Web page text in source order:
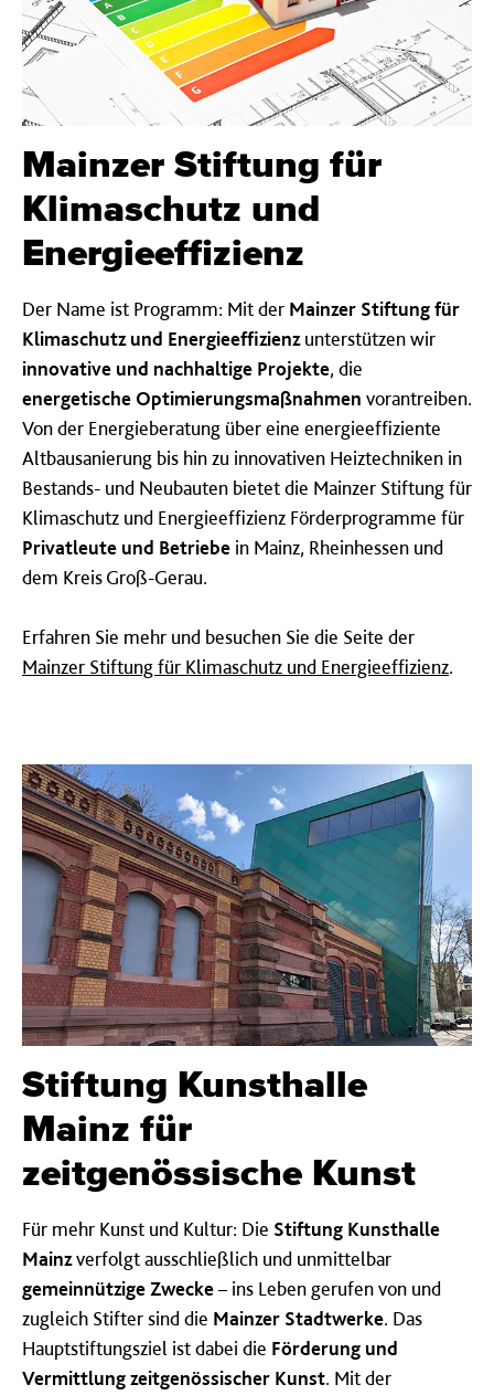
Mainzer Stiftung für
Klimaschutz und
Energieeffizienz
Der Name ist Programm: Mit der Mainzer Stiftung für
Klimaschutz und Energieeffizienzunterstützen wir
innovative und nachhaltige Projekte, die
energetische Optimierungsmaßnahmen vorantreiben.
Von der Energieberatung über eine energieeffiziente
Altbausanierung bis hin zu innovativen Heiztechniken in
Bestands- und Neubauten bietet die Mainzer Stiftung für
Klimaschutz und Energieeffizienz Förderprogramme für
Privatleute und Betriebe in Mainz, Rheinhessen und
dem Kreis Groß-Gerau.
Erfahren Sie mehr und besuchen Sie die Seite der
Mainzer Stiftung für Klimaschutz und Energieeffizienz.
Stiftung Kunsthalle
Mainz für
zeitgenössische Kunst
Für mehr Kunst und Kultur: Die Stiftung Kunsthalle
Mainzverfolgt ausschließlich und unmittelbar
gemeinnützige Zwecke– ins Leben gerufen von und
zugleich Stifter sind die Mainzer Stadtwerke. Das
Hauptstiftungsziel ist dabei die Förderung und
Vermittlung zeitgenössischer Kunst. Mit der